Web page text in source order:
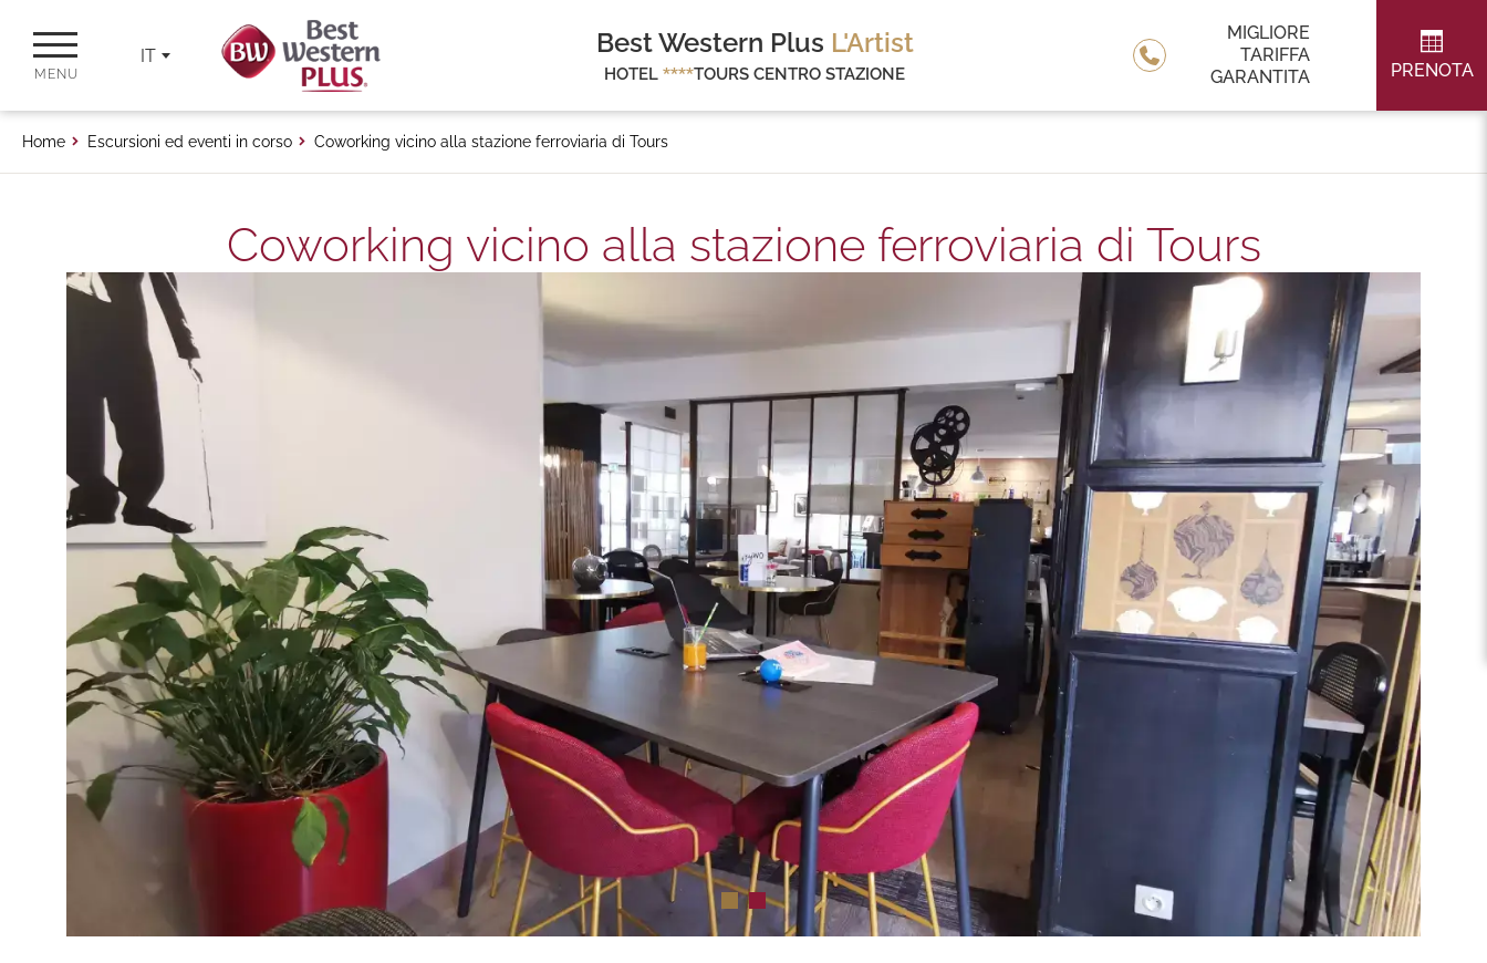
MENU
IT Best Western Plus L'Artist
HOTEL ****TOURS CENTRO STAZIONE
MIGLIORE
TARIFFA
GARANTITA
PRENOTA
Home Escursioni ed eventi in corso Coworking vicino alla stazione ferroviaria di Tours
Coworking vicino alla stazione ferroviaria di Tours